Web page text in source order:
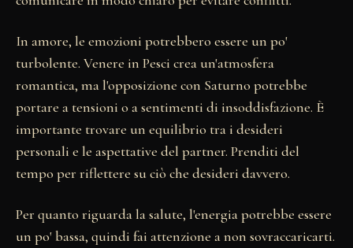
In amore, le emozioni potrebbero essere un po'
turbolente. Venere in Pesci crea un'atmosfera
romantica, ma l'opposizione con Saturno potrebbe
portare a tensioni o a sentimenti di insoddisfazione. È
importante trovare un equilibrio tra i desideri
personali e le aspettative del partner. Prenditi del
tempo per riflettere su ciò che desideri davvero.
Per quanto riguarda la salute, l'energia potrebbe essere
un po' bassa, quindi fai attenzione a non sovraccaricarti.